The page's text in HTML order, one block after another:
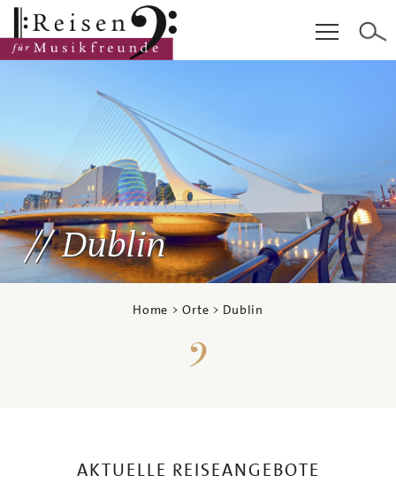
Hauptinhalt Fußzeile Cookie-Einstellungen
Dublin
Home >Orte > Dublin
AKTUELLE REISEANGEBOTE